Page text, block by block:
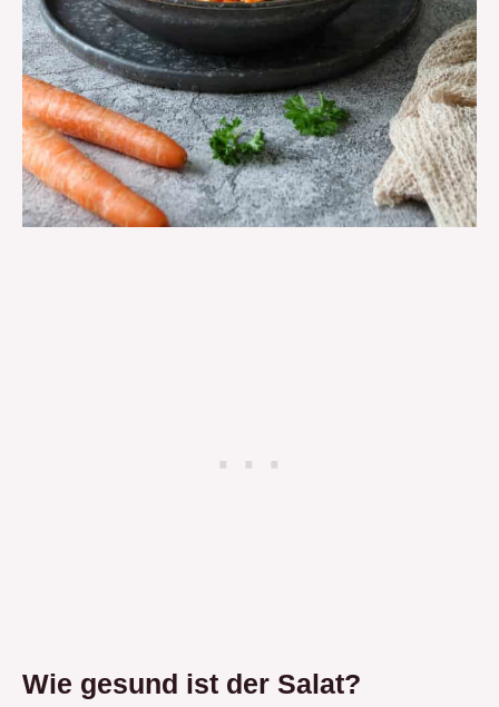
Wie gesund ist der Salat?